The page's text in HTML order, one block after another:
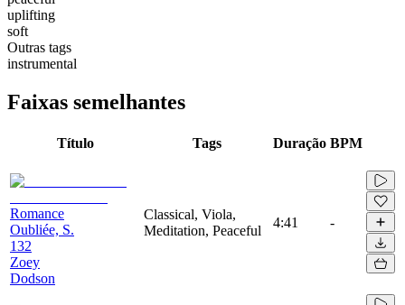
uplifting
soft
Outras tags
instrumental
Faixas semelhantes
Título Tags Duração BPM
Romance
Oubliée, S.
132
Zoey
Dodson
Classical, Viola,
Meditation, Peaceful
4:41 -